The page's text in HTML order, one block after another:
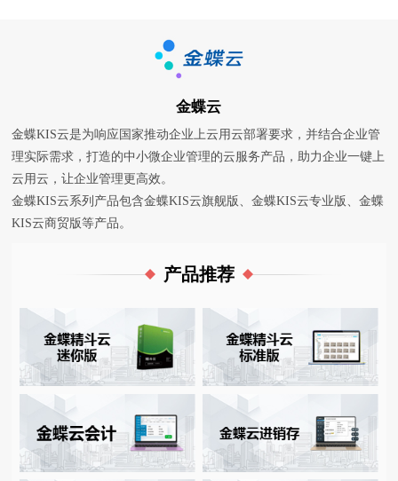
金蝶云
金蝶KIS云是为响应国家推动企业上云用云部署要求，并结合企业管
理实际需求，打造的中小微企业管理的云服务产品，助力企业一键上
云用云，让企业管理更高效。
金蝶KIS云系列产品包含金蝶KIS云旗舰版、金蝶KIS云专业版、金蝶
KIS云商贸版等产品。
产品推荐